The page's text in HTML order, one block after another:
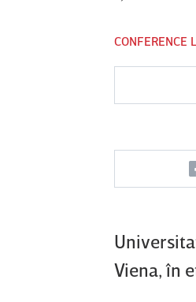
CONFERENCE
Viena, în
FC Botoşani
Vs